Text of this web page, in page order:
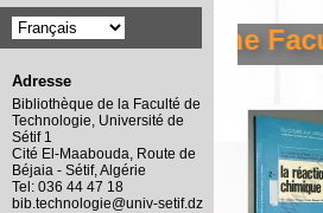
the library of the
Adresse
Bibliothèque de la Faculté de
Technologie, Université de
Sétif 1
Cité El-Maabouda, Route de
Béjaia - Sétif, Algérie
Tel: 036 44 47 18
bib.technologie@univ-setif.dz